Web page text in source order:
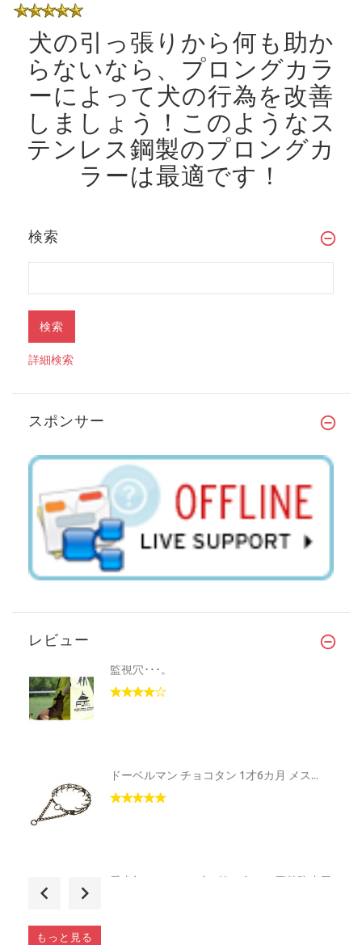
犬の引っ張りから何も助か
らないなら、プロングカラ
ーによって犬の行為を改善
しましょう！ このようなス
テンレス鋼製のプロングカ
ラーは最適です！
検索
詳細検索
スポンサー
レビュー
監視穴･･･。
ドーベルマン チョコタン 1才6カ月 メス...
愛犬(ドーベルマン)の拾い食い、悪戯防止用
もっと見る